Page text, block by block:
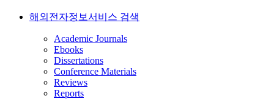
해외전자정보서비스 검색
Academic Journals
Ebooks
Dissertations
Conference Materials
Reviews
Reports